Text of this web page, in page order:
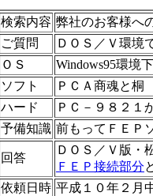
検索内容 弊社のお客様へ
ご質問
ＤＯＳ／Ｖ環境
ＯＳ
Windows95環境
ソフト
ＰＣＡ商魂と桐
ハード
ＰＣ－９８２１
予備知識 前もってＦＥＰ
回答
ＤＯＳ／Ｖ版・
ＦＥＰ接続部分
依頼日時 平成１０年２月